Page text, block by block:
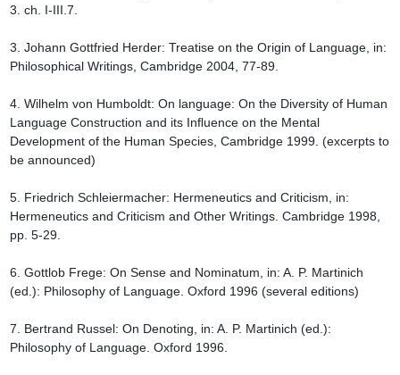
3. ch. I-III.7.
3. Johann Gottfried Herder: Treatise on the Origin of Language, in:
Philosophical Writings, Cambridge 2004, 77-89.
4. Wilhelm von Humboldt: On language: On the Diversity of Human
Language Construction and its Inﬂuence on the Mental
Development of the Human Species, Cambridge 1999. (excerpts to
be announced)
5. Friedrich Schleiermacher: Hermeneutics and Criticism, in:
Hermeneutics and Criticism and Other Writings. Cambridge 1998,
pp. 5-29.
6. Gottlob Frege: On Sense and Nominatum, in: A. P. Martinich
(ed.): Philosophy of Language. Oxford 1996 (several editions)
7. Bertrand Russel: On Denoting, in: A. P. Martinich (ed.):
Philosophy of Language. Oxford 1996.